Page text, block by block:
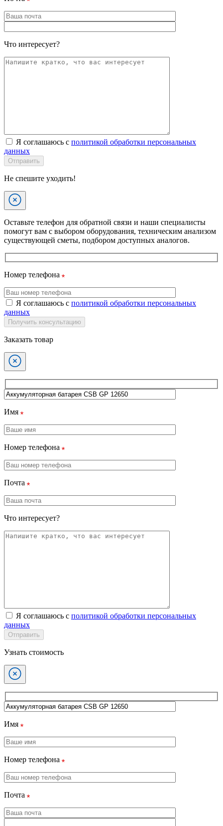
Что интересует?
Я соглашаюсь с политикой обработки персональных
данных
Отправить
Не спешите уходить!
Оставьте телефон для обратной связи и наши специалисты
помогут вам с выбором оборудования, техническим анализом
существующей сметы, подбором доступных аналогов.
Номер телефона
Я соглашаюсь с политикой обработки персональных
данных
Получить консультацию
Заказать товар
Имя
Номер телефона
Почта
Что интересует?
Я соглашаюсь с политикой обработки персональных
данных
Отправить
Узнать стоимость
Имя
Номер телефона
Почта